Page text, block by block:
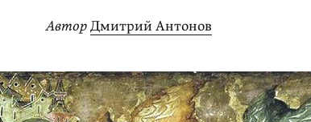
АвторДмитрий Антонов